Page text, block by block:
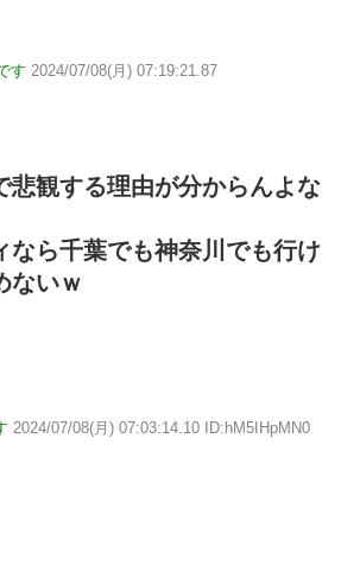
す 2024/07/08(月) 07:19:21.87
悲観する理由が分からんよな
なら千葉でも神奈川でも行け
ないｗ
2024/07/08(月) 07:03:14.10 ID:hM5IHpMN0